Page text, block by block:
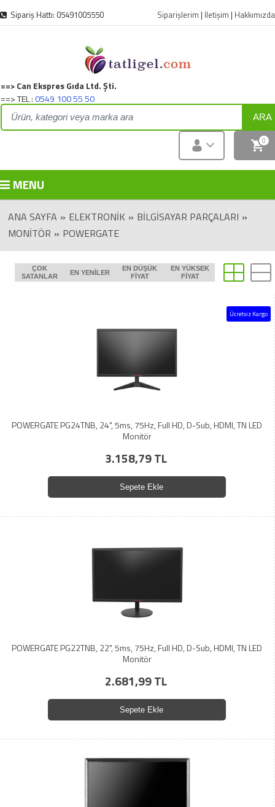
Sipariş Hattı: 05491005550 Siparişlerim | İletişim | Hakkımızda
Can Ekspres Gıda Ltd. Şti.
TEL :0549 100 55 50
ARA
0
MENU
ANA SAYFA » ELEKTRONIK » BİLGİSAYAR PARÇALARI »
MONITÖR » POWERGATE
ÇOK
SATANLAR
EN YENILER
EN DÜŞÜK
FIYAT
EN YÜKSEK
FIYAT
Ücretsiz Kargo
POWERGATE PG24TNB, 24", 5ms, 75Hz, Full HD, D-Sub, HDMI, TN LED
Monitör
3.158,79 TL
Sepete Ekle
POWERGATE PG22TNB, 22", 5ms, 75Hz, Full HD, D-Sub, HDMI, TN LED
Monitör
2.681,99 TL
Sepete Ekle